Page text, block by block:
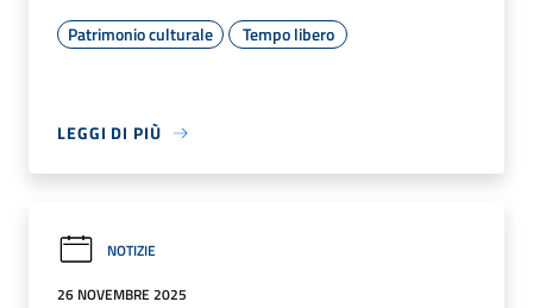
Patrimonio culturale Tempo libero
LEGGI DI PIÙ
NOTIZIE
26 NOVEMBRE 2025